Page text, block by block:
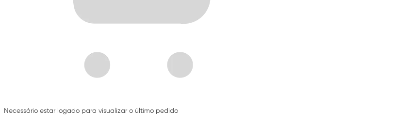
Necessário estar logado para visualizar o último pedido